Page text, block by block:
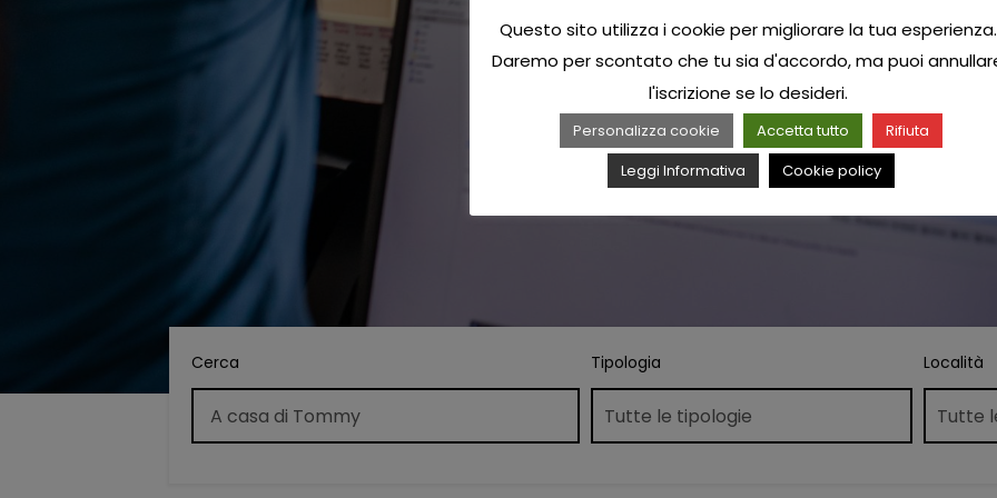
Cerca Tipologia Località
Questo sito utilizza i cookie per migliorare la tua esperienza.
Daremo per scontato che tu sia d'accordo, ma puoi
l'iscrizione se lo desideri.
Personalizza cookie Accetta tutto
Rifiuta
Leggi Informativa
Cookie policy